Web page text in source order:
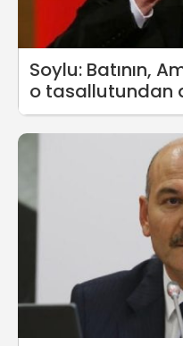
Soylu: Batının,
o tasallutundan